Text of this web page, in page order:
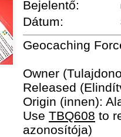
Bejelentő:
Dátum:
Geocaching
Owner
Released
Origin (innen):
Use TBQ608 to
azonosítója)